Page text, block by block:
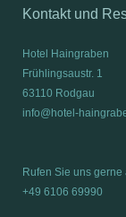
Kontakt und
Hotel Haingraben
Frühlingsaustr. 1
63110 Rodgau
info@hotel-
Rufen Sie uns gerne
+49 6106 69990